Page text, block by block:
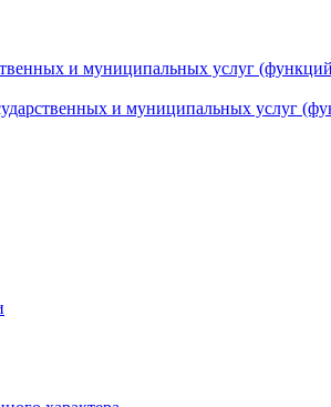
и муниципальных услуг
и муниципальных услуг